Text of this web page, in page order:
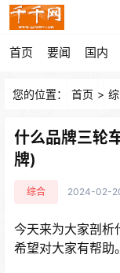
首页 要闻 国内
您的位置： 首页 >
什么品牌三轮
牌)
综合 2024-02-
今天来为大家剖析
希望对大家有帮助。